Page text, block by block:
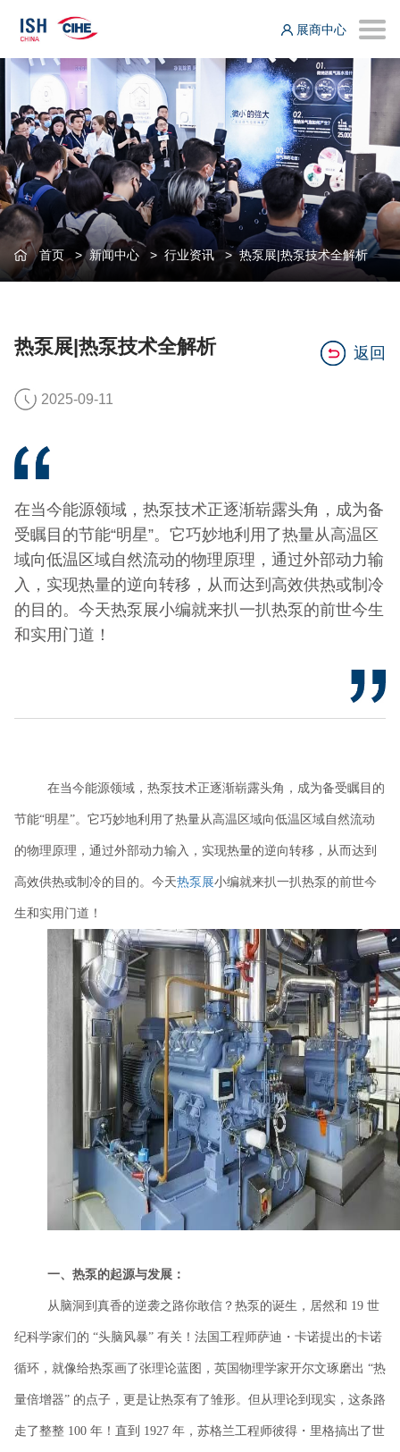
展商中心
首页>新闻中心> 行业资讯>热泵展|热泵技术全解析
热泵展|热泵技术全解析 返回
2025-09-11
在当今能源领域，热泵技术正逐渐崭露头角，成为备
受瞩目的节能“明星”。它巧妙地利用了热量从高温区
域向低温区域自然流动的物理原理，通过外部动力输
入，实现热量的逆向转移，从而达到高效供热或制冷
的目的。今天热泵展小编就来扒一扒热泵的前世今生
和实用门道！
在当今能源领域，热泵技术正逐渐崭露头角，成为备受瞩目的
节能“明星”。它巧妙地利用了热量从高温区域向低温区域自然流动
的物理原理，通过外部动力输入，实现热量的逆向转移，从而达到
高效供热或制冷的目的。 今天热泵展小编就来扒一扒热泵的前世今
生和实用门道！
一、热泵的起源与发展：
从脑洞到真香的逆袭之路你敢信？热泵的诞生，居然和 19 世
纪科学家们的 “头脑风暴” 有关！法国工程师萨迪・卡诺提出的卡诺
循环，就像给热泵画了张理论蓝图，英国物理学家开尔文琢磨出 “热
量倍增器” 的点子，更是让热泵有了雏形。但从理论到现实，这条路
走了整整 100 年！直到 1927 年，苏格兰工程师彼得・里格搞出了世